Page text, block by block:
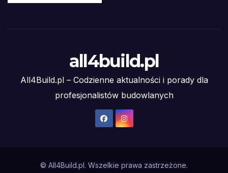
all4build.pl
All4Build.pl – Codzienne aktualności i porady dla
profesjonalistów budowlanych